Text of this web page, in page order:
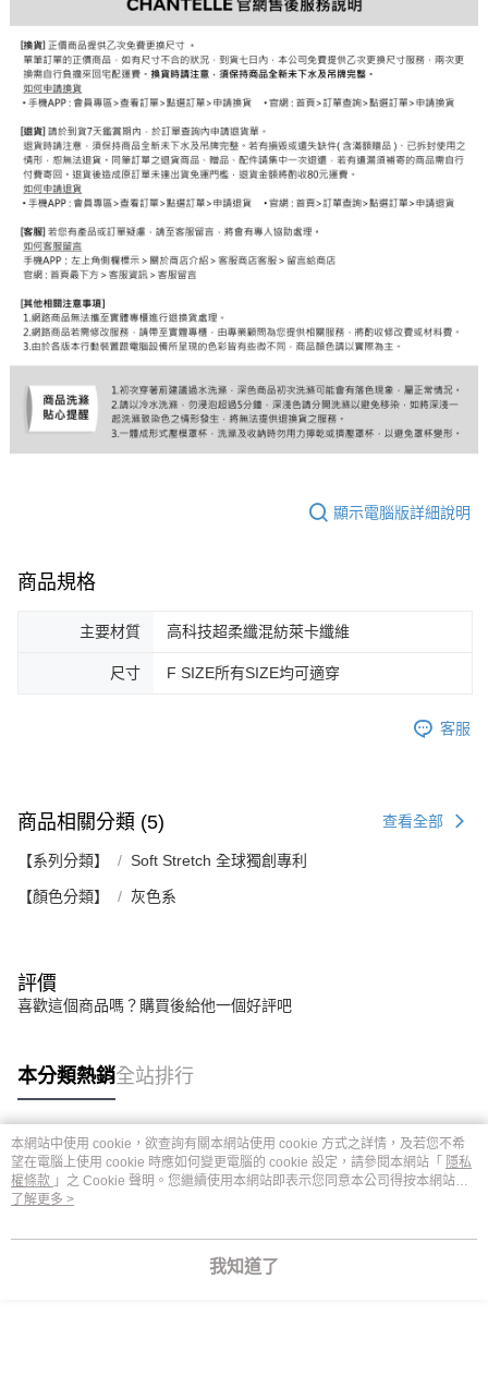
顯示電腦版詳細說明
商品規格
主要材質 高科技超柔纖混紡萊卡纖維
尺寸 F SIZE所有SIZE均可適穿
客服
商品相關分類 (5) 查看全部
【系列分類】 Soft Stretch 全球獨創專利
【顏色分類】 灰色系
評價
喜歡這個商品嗎？購買後給他一個好評吧
本分類熱銷全站排行
熱門標籤
本網站中使用 cookie，欲查詢有關本網站使用 cookie 方式之詳情，及若您不希
望在電腦上使用 cookie 時應如何變更電腦的 cookie 設定，請參閱本網站「 隱私
權條款 」之 Cookie 聲明。您繼續使用本網站即表示您同意本公司得按本網站使
用條款之 Cookie 聲明使用 cookie。
了解更多 >
我知道了